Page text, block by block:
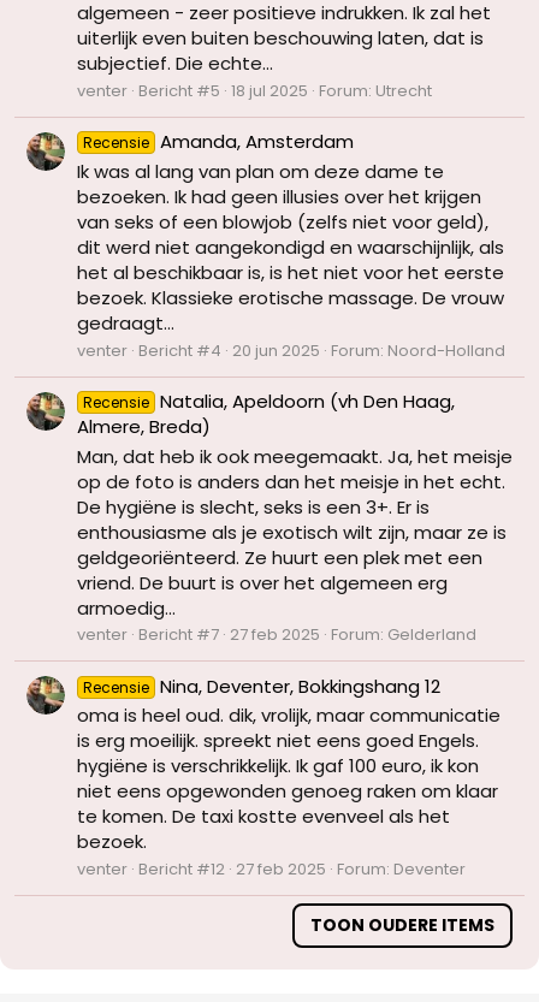
algemeen - zeer positieve indrukken. Ik zal het
uiterlijk even buiten beschouwing laten, dat is
subjectief. Die echte...
venter Bericht #5 18 jul 2025 Forum: Utrecht
Recensie Amanda, Amsterdam
Ik was al lang van plan om deze dame te
bezoeken. Ik had geen illusies over het krijgen
van seks of een blowjob (zelfs niet voor geld),
dit werd niet aangekondigd en waarschijnlijk, als
het al beschikbaar is, is het niet voor het eerste
bezoek. Klassieke erotische massage. De vrouw
gedraagt...
venter Bericht #4 20 jun 2025 Forum: Noord-Holland
Recensie Natalia, Apeldoorn (vh Den Haag,
Almere, Breda)
Man, dat heb ik ook meegemaakt. Ja, het meisje
op de foto is anders dan het meisje in het echt.
De hygiëne is slecht, seks is een 3+. Er is
enthousiasme als je exotisch wilt zijn, maar ze is
geldgeoriënteerd. Ze huurt een plek met een
vriend. De buurt is over het algemeen erg
armoedig...
venter Bericht #7 27 feb 2025 Forum: Gelderland
Recensie Nina, Deventer, Bokkingshang 12
oma is heel oud. dik, vrolijk, maar communicatie
is erg moeilijk. spreekt niet eens goed Engels.
hygiëne is verschrikkelijk. Ik gaf 100 euro, ik kon
niet eens opgewonden genoeg raken om klaar
te komen. De taxi kostte evenveel als het
bezoek.
venter Bericht #12 27 feb 2025 Forum: Deventer
TOON OUDERE ITEMS